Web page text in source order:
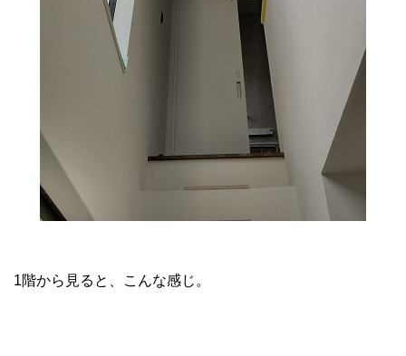
1階から見ると、こんな感じ。